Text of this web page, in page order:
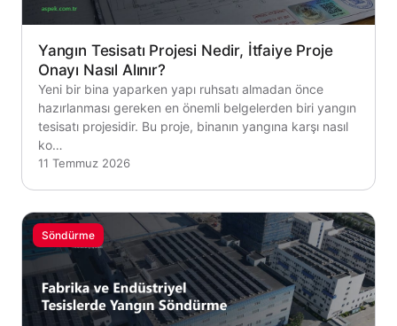
Yangın Tesisatı Projesi Nedir, İtfaiye Proje
Onayı Nasıl Alınır?
Yeni bir bina yaparken yapı ruhsatı almadan önce
hazırlanması gereken en önemli belgelerden biri yangın
tesisatı projesidir. Bu proje, binanın yangına karşı nasıl
ko…
11 Temmuz 2026
Söndürme